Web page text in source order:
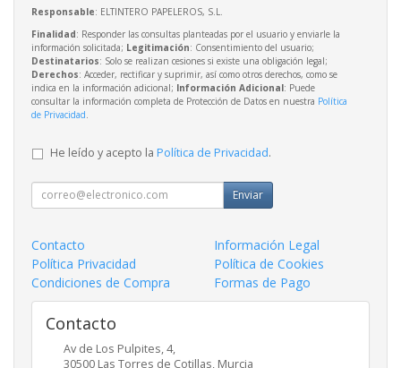
Responsable: ELTINTERO PAPELEROS, S.L.
Finalidad: Responder las consultas planteadas por el usuario y enviarle la
información solicitada; Legitimación: Consentimiento del usuario;
Destinatarios: Solo se realizan cesiones si existe una obligación legal;
Derechos: Acceder, rectificar y suprimir, así como otros derechos, como se
indica en la información adicional; Información Adicional: Puede
consultar la información completa de Protección de Datos en nuestra Política
de Privacidad
He leído y acepto la Política de Privacidad.
Enviar
Contacto
Información Legal
Política Privacidad
Política de Cookies
Condiciones de Compra
Formas de Pago
Contacto
Av de Los Pulpites, 4,
30500 Las Torres de Cotillas, Murcia